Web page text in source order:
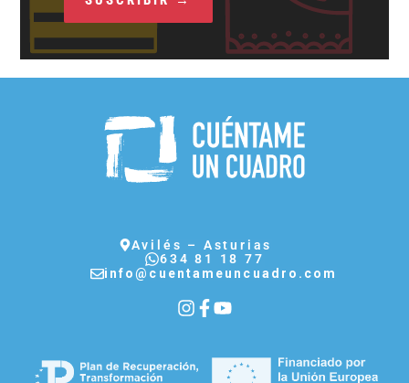
Avilés – Asturias
634 81 18 77
info@cuentameuncuadro.com